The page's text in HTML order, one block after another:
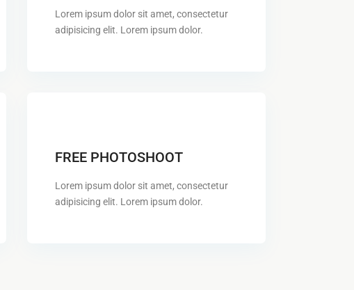
Lorem ipsum dolor sit amet, consectetur
adipisicing elit. Lorem ipsum dolor.
FREE PHOTOSHOOT
Lorem ipsum dolor sit amet, consectetur
adipisicing elit. Lorem ipsum dolor.